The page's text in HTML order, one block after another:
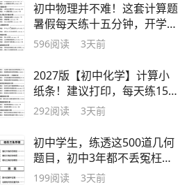
初中物理并不难！这套计算题
暑假每天练十五分钟，开学差
生都考90
596阅读 3天前
2027版【初中化学】计算小
纸条！建议打印，每天练15分
钟！
292阅读 3天前
初中学生，练透这500道几何
题目，初中3年都不丢冤枉
分！
199阅读 3天前